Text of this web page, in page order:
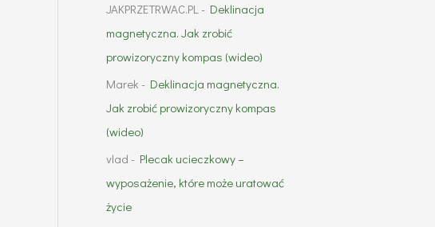
JAKPRZETRWAC.PL - Deklinacja
magnetyczna. Jak zrobić
prowizoryczny kompas (wideo)
Marek - Deklinacja magnetyczna.
Jak zrobić prowizoryczny kompas
(wideo)
vlad - Plecak ucieczkowy –
wyposażenie, które może uratować
życie